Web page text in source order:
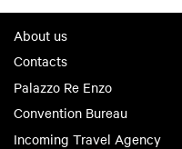
About us
Contacts
Palazzo Re Enzo
Convention Bureau
Incoming Travel Agency